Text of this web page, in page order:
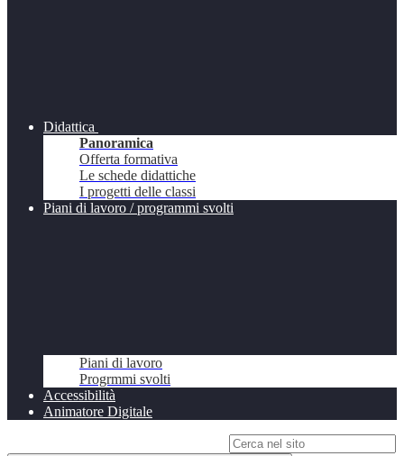
Didattica
Panoramica
Offerta formativa
Le schede didattiche
I progetti delle classi
Piani di lavoro / programmi svolti
Piani di lavoro
Progrmmi svolti
Accessibilità
Animatore Digitale